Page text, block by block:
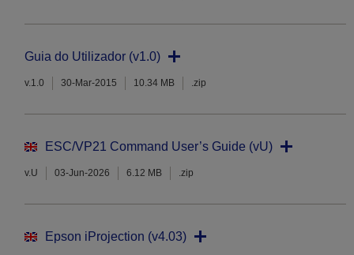
Guia do Utilizador (v1.0)
v.1.0 30-Mar-2015 10.34 MB .zip
ESC/VP21 Command User’s Guide (vU)
v.U 03-Jun-2026 6.12 MB .zip
Epson iProjection (v4.03)